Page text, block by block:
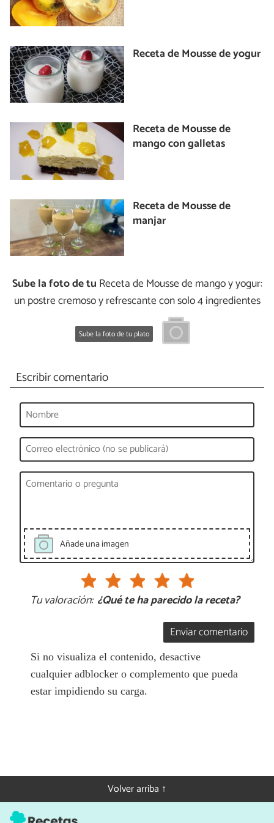
Receta de Mousse de yogur
Receta de Mousse de
mango con galletas
Receta de Mousse de
manjar
Sube la foto de tu Receta de Mousse de mango y yogur:
un postre cremoso y refrescante con solo 4 ingredientes
Sube la foto de tu plato
Escribir comentario
Añade una imagen
Tu valoración: ¿Qué te ha parecido la receta?
Enviar comentario
Si no visualiza el contenido, desactive
cualquier adblocker o complemento que pueda
estar impidiendo su carga.
Volver arriba ↑